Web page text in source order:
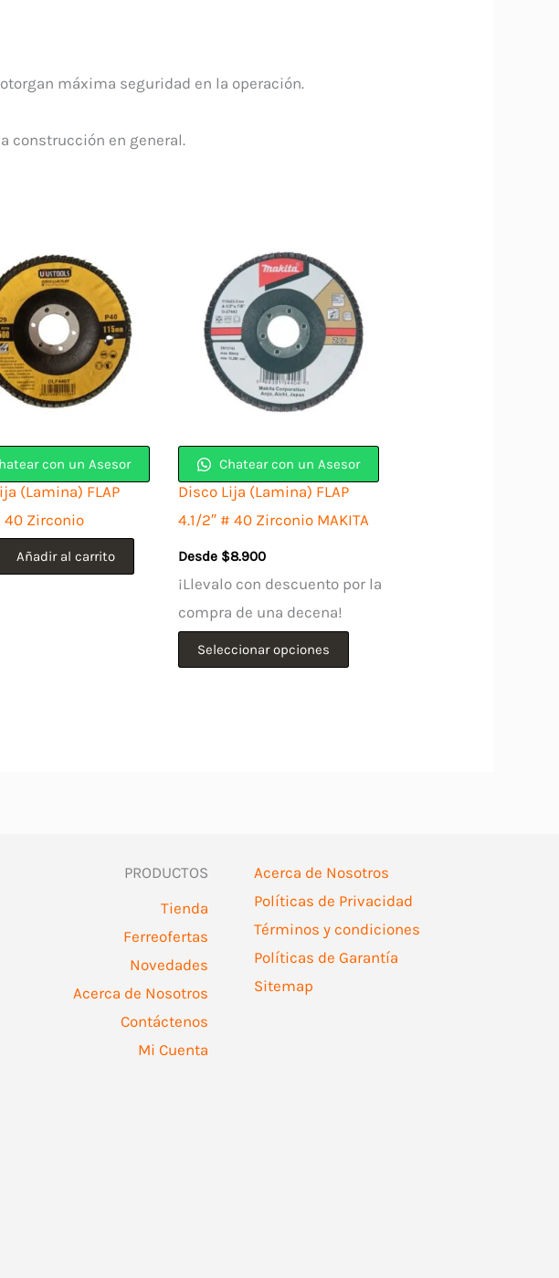
máxima seguridad en la operación.
construcción en general.
con un Asesor
(Lamina) FLAP
40 Zirconio
Añadir al carrito
Chatear con un Asesor
Disco Lija (Lamina) FLAP
4.1/2″ # 40 Zirconio MAKITA
Desde $8.900
¡Llevalo con descuento por la
compra de una decena!
Seleccionar opciones
pueden
elegir
en
la
PRODUCTOS
Tienda
Ferreofertas
Novedades
Acerca de Nosotros
Contáctenos
Mi Cuenta
Acerca de Nosotros
Políticas de Privacidad
Términos y condiciones
Políticas de Garantía
Sitemap